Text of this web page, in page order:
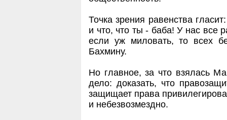
Точка зрения равенства
и что, что ты - баба! У нас все
если уж миловать, то всех
Бахмину.
Но главное, за что взялась
дело: доказать, что
защищает права
и небезвозмездно.